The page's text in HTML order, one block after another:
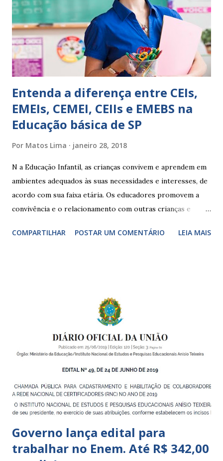
conceitos, está em fase de aprendizado. Não tem limites
Apresenta dificuldades de auto-regulação, pois… É nervoso
Ainda não desenvolveu habilidades para convívio no
ambiente...
Entenda a diferença entre CEIs,
EMEIs, CEMEI, CEIIs e EMEBS na
Educação básica de SP
Por Matos Lima janeiro 28, 2018
N a Educação Infantil, as crianças convivem e aprendem em
ambientes adequados às suas necessidades e interesses, de
acordo com sua faixa etária. Os educadores promovem a
convivência e o relacionamento com outras crianças e
garantir o direito das crianças a uma educação integral e de
crianças de zero a 3 anos e 11 meses; – EMEIs - Escolas
Municipais de Educação Infantil, que atendem crianças de 4
a 5 anos e 11 meses; – CEMEI - Centro Municipal de
Educação Infantil, que recebe crianças de zero a 5 anos e 11
Indígena, e trabalham com cri...
COMPARTILHAR POSTAR UM COMENTÁRIO LEIA MAIS
Governo lança edital para
trabalhar no Enem. Até R$ 342,00